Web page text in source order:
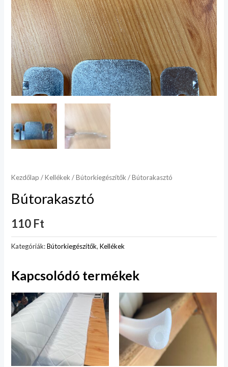
Kezdőlap /Kellékek /Bútorkiegészítők / Bútorakasztó
Bútorakasztó
110 Ft
Kategóriák:Bútorkiegészítők,Kellékek
Kapcsolódó termékek